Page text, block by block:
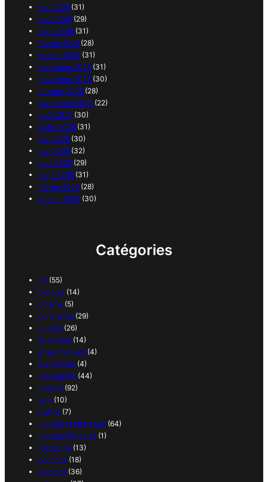
mai 2026 (31)
avril 2026 (29)
mars 2026 (31)
février 2026 (28)
janvier 2026 (31)
décembre 2025 (31)
novembre 2025 (30)
octobre 2025 (28)
septembre 2025 (22)
août 2025 (30)
juillet 2025 (31)
juin 2025 (30)
mai 2025 (32)
avril 2025 (29)
mars 2025 (31)
février 2025 (28)
janvier 2025 (30)
Catégories
art (55)
biologie (14)
cinéma (5)
commerce (29)
cuisine (26)
économie (14)
enseignement (4)
étymologie (4)
géographie (44)
histoire (92)
jeux (10)
justice (7)
Langue et littérature (64)
Langue française (1)
médecine (13)
politique (18)
religions (36)